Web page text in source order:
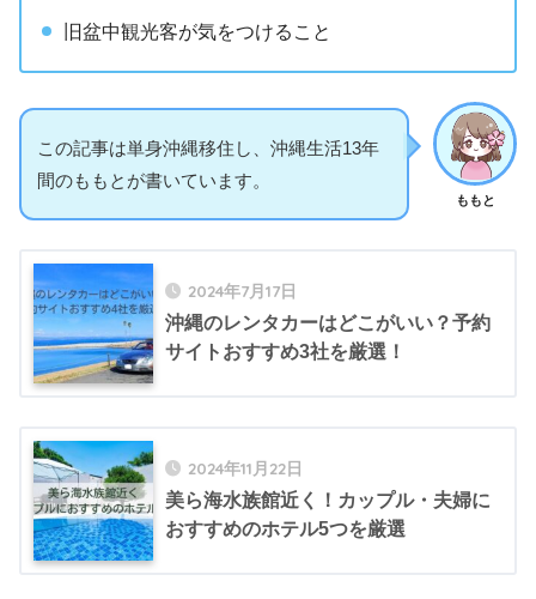
旧盆中観光客が気をつけること
ももと
この記事は単身沖縄移住し、沖縄生活13年
間のももとが書いています。
2024年7月17日
沖縄のレンタカーはどこがいい？予約
サイトおすすめ3社を厳選！
2024年11月22日
美ら海水族館近く！カップル・夫婦に
おすすめのホテル5つを厳選